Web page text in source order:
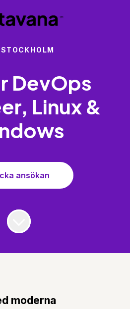
STOCKHOLM
DevOps
Linux &
ansökan
moderna